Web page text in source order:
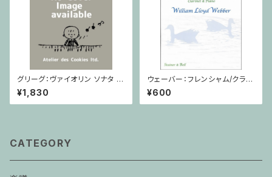
グリーグ：ヴァイオリン ソナタ ヘ
長調 Op.8 / ヴァイオリン・ピア
ノ
¥1,830
ウェーバー：フレンシャム/クラリ
ネット・ピアノ
¥600
CATEGORY